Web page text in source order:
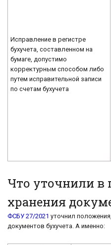
Исправление в регистре
бухучета, составленном на
бумаге, допустимо
корректурным способом либо
путем исправительной записи
по счетам бухучета
Что уточнили в
хранения
ФСБУ 27/2021 уточнил
документов бухучета. А именно: